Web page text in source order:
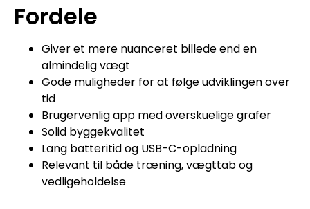
Fordele
Giver et mere nuanceret billede end en
almindelig vægt
Gode muligheder for at følge udviklingen over
tid
Brugervenlig app med overskuelige grafer
Solid byggekvalitet
Lang batteritid og USB-C-opladning
Relevant til både træning, vægttab og
vedligeholdelse